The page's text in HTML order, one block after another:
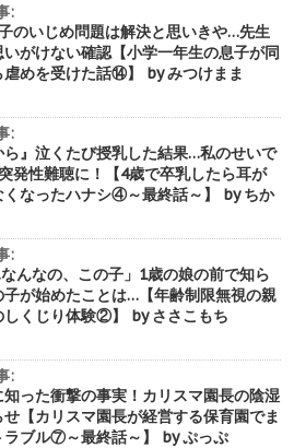
:
のいじめ問題は解決と思いきや…先生
がけない確認【小学一年生の息子が同
虐めを受けた話⑭】 by みつけまま
:
ら』泣くたび授乳した結果…私のせいで
発性難聴に！【4歳で卒乳したら耳が
くなったハナシ④～最終話～】 by ちか
:
なんなの、この子」1歳の娘の前で知ら
子が始めたことは…【年齢制限無視の親
しくじり体験②】 by ささこもち
:
知った衝撃の事実！カリスマ園長の陰湿
【カリスマ園長が経営する保育園でま
ラブル⑦～最終話～】 by ぷっぷ